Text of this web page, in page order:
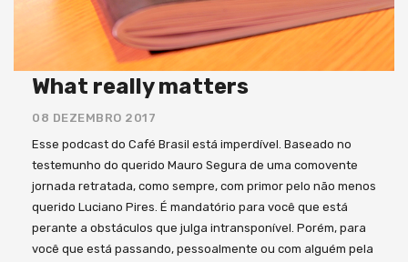
What really matters
08 DEZEMBRO 2017
Esse podcast do Café Brasil está imperdível. Baseado no
testemunho do querido Mauro Segura de uma comovente
jornada retratada, como sempre, com primor pelo não menos
querido Luciano Pires. É mandatório para você que está
perante a obstáculos que julga intransponível. Porém, para
você que está passando, pessoalmente ou com alguém pela